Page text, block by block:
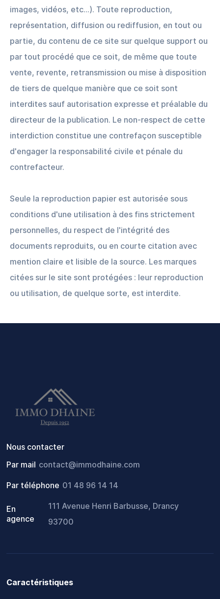
images, vidéos, etc...). Toute reproduction,
représentation, diffusion ou rediffusion, en tout ou
partie, du contenu de ce site sur quelque support ou
par tout procédé que ce soit, de même que toute
vente, revente, retransmission ou mise à disposition
de tiers de quelque manière que ce soit sont
interdites sauf autorisation expresse et préalable du
directeur de la publication. Le non-respect de cette
interdiction constitue une contrefaçon susceptible
d'engager la responsabilité civile et pénale du
contrefacteur.
Seule la reproduction papier est autorisée sous
conditions d'une utilisation à des fins strictement
personnelles, du respect de l'intégrité des
documents reproduits, ou en courte citation avec
mention claire et lisible de la source. Les marques
citées sur le site sont protégées : leur reproduction
ou utilisation, de quelque sorte, est interdite.
Nous contacter
Par mail contact@immodhaine.com
Par téléphone 01 48 96 14 14
En
agence
111 Avenue Henri Barbusse, Drancy
93700
Caractéristiques